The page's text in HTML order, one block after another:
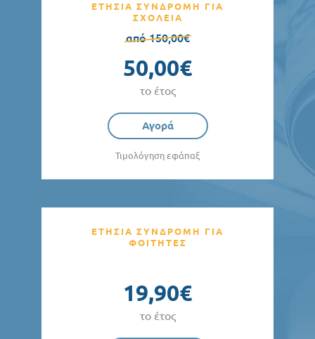
ΕΤΗΣΙΑ ΣΥΝΔΡΟΜΗ ΓΙΑ
ΣΧΟΛΕΙΑ
από 150,00€
50,00€
το έτος
Αγορά
Τιμολόγηση εφάπαξ
ΕΤΗΣΙΑ ΣΥΝΔΡΟΜΗ ΓΙΑ
ΦΟΙΤΗΤΕΣ
19,90€
το έτος